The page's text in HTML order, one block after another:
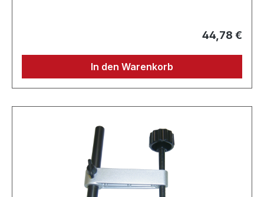
44,78 €
In den Warenkorb